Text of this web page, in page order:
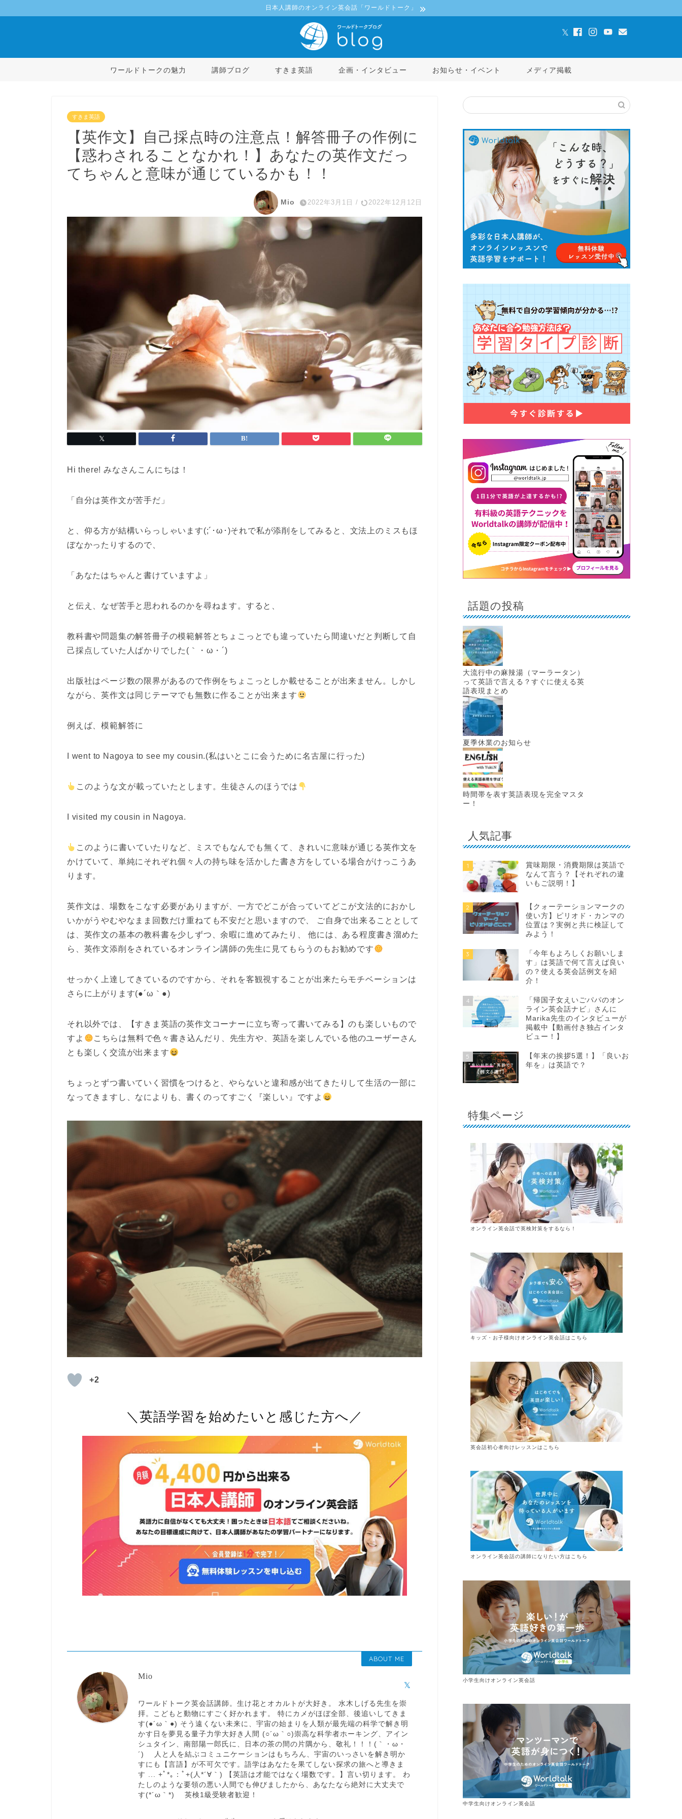
日本人講師のオンライン英会話「ワールドトーク」
ワールドトークの魅力 講師ブログ すきま英語 企画・インタビュー お知らせ・イベント メディア掲載
すきま英語
【英作文】自己採点時の注意点！解答冊子の作例に
【惑わされることなかれ！】あなたの英作文だっ
てちゃんと意味が通じているかも！！
Mio 2022年3月1日 / 2022年12月12日
Hi there! みなさんこんにちは！
「自分は英作文が苦手だ」
と、仰る方が結構いらっしゃいます(;´･ω･)それで私が添削をしてみると、文法上のミスもほ
ぼなかったりするので、
「あなたはちゃんと書けていますよ」
と伝え、なぜ苦手と思われるのかを尋ねます。すると、
教科書や問題集の解答冊子の模範解答とちょこっとでも違っていたら間違いだと判断して自
己採点していた人ばかりでした(｀・ω・´)
出版社はページ数の限界があるので作例をちょこっとしか載せることが出来ません。しかし
ながら、英作文は同じテーマでも無数に作ることが出来ます
例えば、模範解答に
I went to Nagoya to see my cousin.(私はいとこに会うために名古屋に行った)
このような文が載っていたとします。生徒さんのほうでは
I visited my cousin in Nagoya.
このように書いていたりなど、ミスでもなんでも無くて、きれいに意味が通じる英作文を
かけていて、単純にそれぞれ個々人の持ち味を活かした書き方をしている場合がけっこうあ
ります。
英作文は、場数をこなす必要がありますが、一方でどこが合っていてどこが文法的におかし
いかがうやむやなまま回数だけ重ねても不安だと思いますので、 ご自身で出来ることとして
は、英作文の基本の教科書を少しずつ、余暇に進めてみたり、 他には、ある程度書き溜めた
ら、英作文添削をされているオンライン講師の先生に見てもらうのもお勧めです
せっかく上達してきているのですから、それを客観視することが出来たらモチベーションは
さらに上がります(●´ω｀●)
それ以外では、【すきま英語の英作文コーナーに立ち寄って書いてみる】のも楽しいもので
すよ
こちらは無料で色々書き込んだり、先生方や、英語を楽しんでいる他のユーザーさん
とも楽しく交流が出来ます
ちょっとずつ書いていく習慣をつけると、やらないと違和感が出てきたりして生活の一部に
なってきますし、なによりも、書くのってすごく『楽しい』ですよ
+2
＼英語学習を始めたいと感じた方へ／
ABOUT ME
Mio
ワールドトーク英会話講師。生け花とオカルトが大好き。 水木しげる先生を崇
拝。こどもと動物にすごく好かれます。 特にカメがほぼ全部、後追いしてきま
す(●´ω｀●) そう遠くない未来に、宇宙の始まりを人類が最先端の科学で解き明
かす日を夢見る量子力学大好き人間 (○´ω｀○)崇高な科学者ホーキング、アイン
シュタイン、南部陽一郎氏に、日本の茶の間の片隅から、敬礼！！！(｀・ω・
´)ゝ 人と人を結ぶコミュニケーションはもちろん、宇宙のいっさいを解き明か
すにも【言語】が不可欠です。語学はあなたを果てしない探求の旅へと導きま
す ... +ﾟ*｡：ﾟ+(人*´∀｀) 【英語は才能ではなく場数です。】言い切ります。 わ
たしのような要領の悪い人間でも伸びましたから、あなたなら絶対に大丈夫で
す(*´ω｀*) 英検1級受験者歓迎！
話題の投稿
大流行中の麻辣湯（マーラータン）
って英語で言える？すぐに使える英
語表現まとめ
夏季休業のお知らせ
時間帯を表す英語表現を完全マスタ
ー！
人気記事
1
賞味期限・消費期限は英語で
なんて言う？【それぞれの違
いもご説明！】
2
【クォーテーションマークの
使い方】ピリオド・カンマの
位置は？実例と共に検証して
みよう！
3
「今年もよろしくお願いしま
す」は英語で何て言えば良い
の？使える英会話例文を紹
介！
4
「帰国子女えいごパパのオン
ライン英会話ナビ」さんに
Marika先生のインタビューが
掲載中【動画付き独占インタ
ビュー！】
5
【年末の挨拶5選！】「良いお
年を」は英語で？
特集ページ
オンライン英会話で英検対策をするなら！
キッズ・お子様向けオンライン英会話はこちら
英会話初心者向けレッスンはこちら
オンライン英会話の講師になりたい方はこちら
小学生向けオンライン英会話
中学生向けオンライン英会話